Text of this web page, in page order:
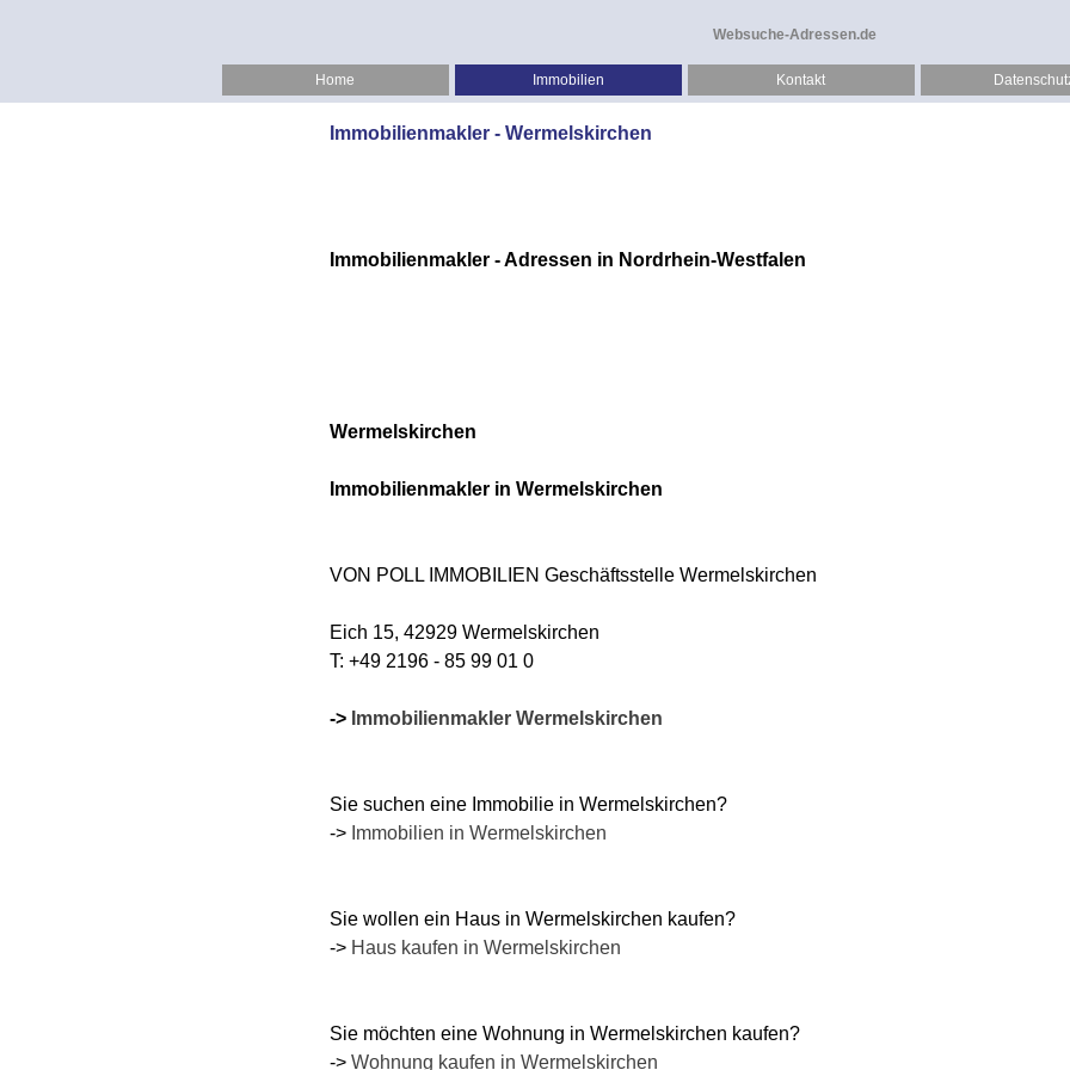
Websuche-Adressen.de
Home Immobilien Kontakt
Immobilienmakler - Wermelskirchen
Immobilienmakler - Adressen in Nordrhein-Westfalen
Wermelskirchen
Immobilienmakler in Wermelskirchen
VON POLL IMMOBILIEN Geschäftsstelle Wermelskirchen
Eich 15, 42929 Wermelskirchen
T: +49 2196 - 85 99 01 0
-> Immobilienmakler Wermelskirchen
Sie suchen eine Immobilie in Wermelskirchen?
-> Immobilien in Wermelskirchen
Sie wollen ein Haus in Wermelskirchen kaufen?
-> Haus kaufen in Wermelskirchen
Sie möchten eine Wohnung in Wermelskirchen kaufen?
-> Wohnung kaufen in Wermelskirchen